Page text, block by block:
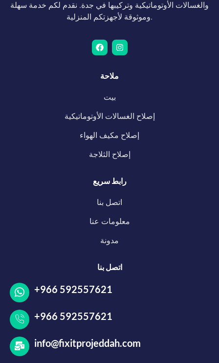
والغسالات الأوتوماتيكية وتركيبها في جدة. نقدم لكم خدمة سهلة
وموثوقة لأجهزتكم المنزلية.
ملاحة
بيت
إصلاح الغسالات الأوتوماتيكية
إصلاح مكيف الهواء
إصلاح الثلاجة
رابط سريع
اتصل بنا
معلومات عنا
مدونة
اتصل بنا
+966 592557621
+966 592557621
info@fixitprojeddah.com